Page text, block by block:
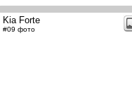
Kia Forte
#09 фото